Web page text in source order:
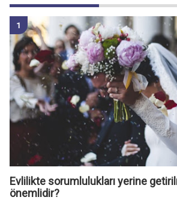
Evlilikte sorumlulukları yerine
önemlidir?